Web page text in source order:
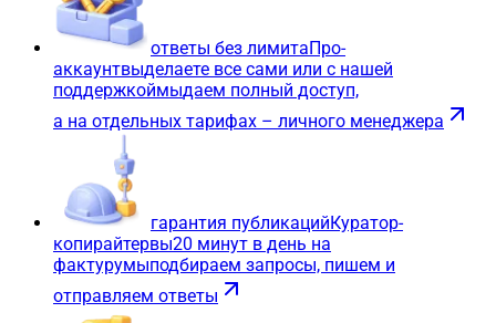
ответы без лимитаПро-
аккаунтвыделаете все сами или с нашей
поддержкоймыдаем полный доступ,
а на отдельных тарифах – личного менеджера
гарантия публикацийКуратор-
копирайтервы20 минут в день на
фактурумыподбираем запросы, пишем и
отправляем ответы